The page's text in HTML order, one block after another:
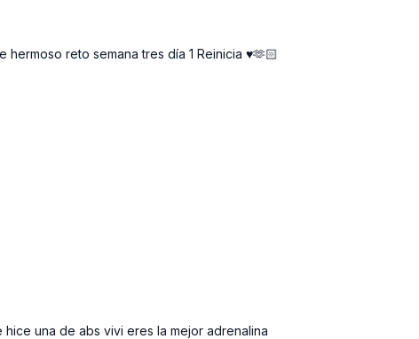
reto semana tres día 1 Reinicia ♥️🫶🏻
una de abs vivi eres la mejor adrenalina